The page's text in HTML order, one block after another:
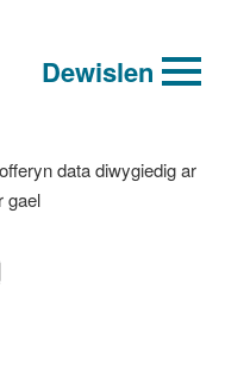
Dewislen
data diwygiedig ar
gael